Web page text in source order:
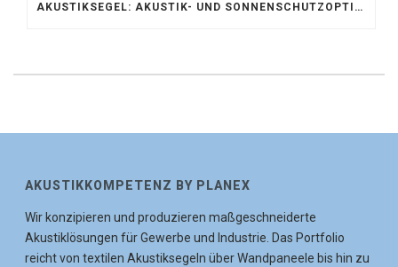
AKUSTIKSEGEL: AKUSTIK- UND SONNENSCHUTZOPTIMIERUNG IM ATRIUM DER UNIVERSITÄT BONN
AKUSTIKKOMPETENZ BY PLANEX
Wir konzipieren und produzieren maßgeschneiderte
Akustiklösungen für Gewerbe und Industrie. Das Portfolio
reicht von textilen Akustiksegeln über Wandpaneele bis hin zu